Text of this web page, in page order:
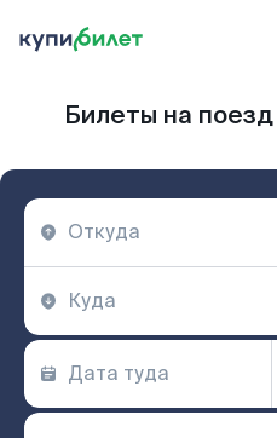
Билеты на